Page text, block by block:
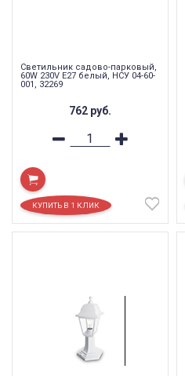
Светильник садово-парковый,
60W 230V E27 белый, НСУ 04-60-
001, 32269
762 руб.